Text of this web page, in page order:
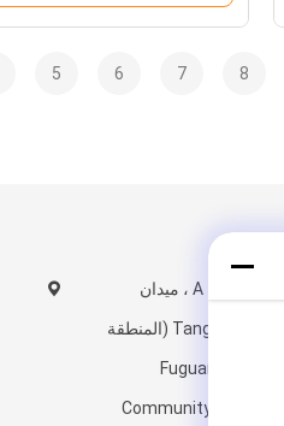
5 6 7 8
1001 ، بلوك A ، ميدان
Tanglangcheng (المنطقة
الغربية) ، Fuguang
Community ، Taoyuan